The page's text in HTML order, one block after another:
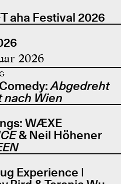
aha Festival 2026
2026
Abgedreht
nach Wien
WÆXE
& Neil Höhener
Experience |